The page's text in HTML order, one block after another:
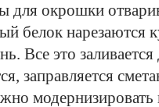
для окрошки
белок нарезаются
Все это
заправляется
модернизировать